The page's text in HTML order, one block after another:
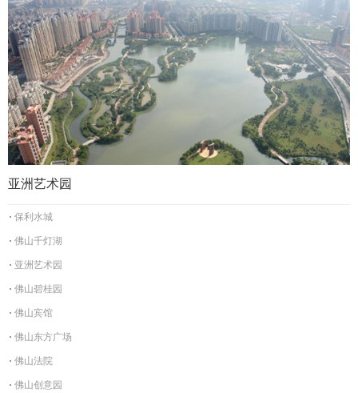
亚洲艺术园
保利水城
佛山千灯湖
亚洲艺术园
佛山碧桂园
佛山宾馆
佛山东方广场
佛山法院
佛山创意园